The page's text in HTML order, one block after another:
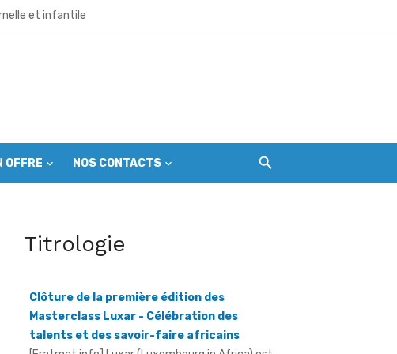
et citoyens
ville
mondial en péril
OFFRE NOS CONTACTS
Titrologie
Masterclass Luxar - Célébration des
talents et des savoir-faire africains
[Fratmat.info] Luxar (Luxembourg in Africa) est